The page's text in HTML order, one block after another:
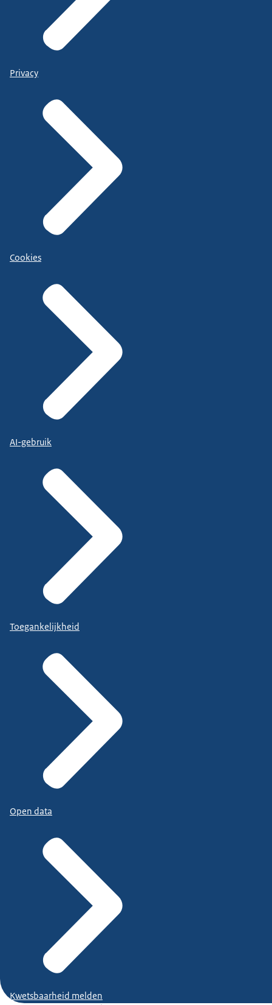
Privacy
Cookies
AI-gebruik
Toegankelijkheid
Open data
Kwetsbaarheid melden